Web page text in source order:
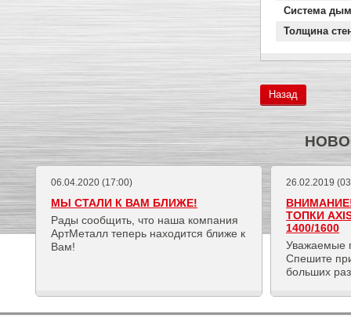
Система
Толщина
Назад
06.04.2020 (17:00)
МЫ СТАЛИ К ВАМ БЛИЖЕ!
Рады сообщить, что наша компания
АртМеталл теперь находится ближе к
Вам!
26.02.2019
ТОПКИ
1400/1600
Уважаемые
Спешите
больших